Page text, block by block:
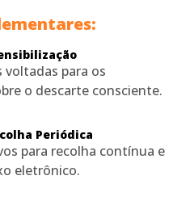
voltadas para os
o descarte consciente.
Periódica
para recolha contínua e
eletrônico.